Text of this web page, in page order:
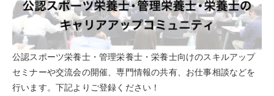
公認スポーツ栄養士・管理栄養士・栄養士向けのスキルアップ
セミナーや交流会の開催、専門情報の共有、お仕事相談などを
行います。下記よりご登録ください！